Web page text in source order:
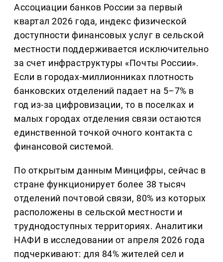
Ассоциации банков России за первый
квартал 2026 года, индекс физической
доступности финансовых услуг в сельской
местности поддерживается исключительно
за счет инфраструктуры «Почты России».
Если в городах-миллионниках плотность
банковских отделений падает на 5–7% в
год из-за цифровизации, то в поселках и
малых городах отделения связи остаются
единственной точкой очного контакта с
финансовой системой.
По открытым данным Минцифры, сейчас в
стране функционирует более 38 тысяч
отделений почтовой связи, 80% из которых
расположены в сельской местности и
труднодоступных территориях. Аналитики
НАФИ в исследовании от апреля 2026 года
подчеркивают: для 84% жителей сел и